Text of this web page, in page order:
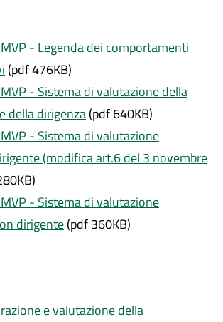
- Legenda dei comportamenti
(pdf 476KB)
- Sistema di valutazione della
della dirigenza(pdf 640KB)
- Sistema di valutazione
(modifica art.6 del 3 novembre
- Sistema di valutazione
dirigente(pdf 360KB)
e valutazione della